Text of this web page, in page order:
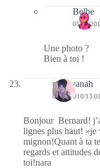
Belbe
05/03/
Une photo ?
Bien à toi !
nara-yanah
04/03/2010/13:01
Bonjour Bernard!
lignes plus haut!
mignon!Quant à ta
regards et attitudes
toi!nara